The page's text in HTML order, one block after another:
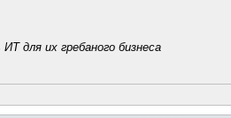
для их гребаного бизнеса